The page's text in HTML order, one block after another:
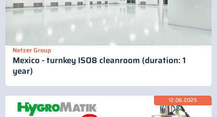
Netzer Group
Mexico - turnkey ISO8 cleanroom (duration: 1
year)
12.06.2025